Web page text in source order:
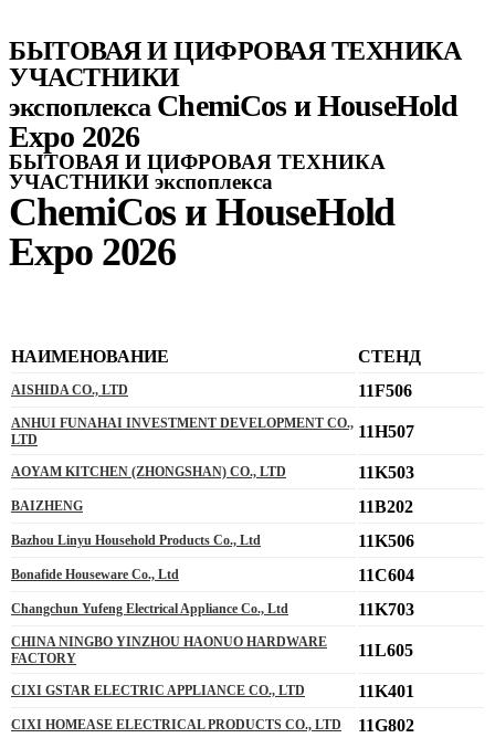
БЫТОВАЯ И ЦИФРОВАЯ ТЕХНИКА
УЧАСТНИКИ
экспоплекса ChemiCos и HouseHold
Expo 2026
БЫТОВАЯ И ЦИФРОВАЯ ТЕХНИКА
УЧАСТНИКИ экспоплекса
ChemiCos и HouseHold
Expo 2026
НАИМЕНОВАНИЕ СТЕНД
AISHIDA CO., LTD 11F506
ANHUI FUNAHAI INVESTMENT DEVELOPMENT CO.,
LTD
11H507
AOYAM KITCHEN (ZHONGSHAN) CO., LTD 11K503
BAIZHENG 11B202
Bazhou Linyu Household Products Co., Ltd 11K506
Bonafide Houseware Co., Ltd 11C604
Changchun Yufeng Electrical Appliance Co., Ltd 11K703
CHINA NINGBO YINZHOU HAONUO HARDWARE
FACTORY
11L605
CIXI GSTAR ELECTRIC APPLIANCE CO., LTD 11K401
CIXI HOMEASE ELECTRICAL PRODUCTS CO., LTD 11G802